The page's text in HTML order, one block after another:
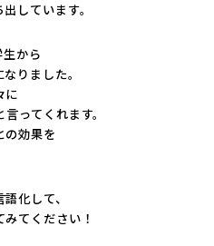
しています。
から
りました。
に
ってくれます。
の効果を
化して、
てください！